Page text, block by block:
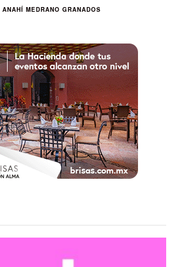
ANAHÍ MEDRANO GRANADOS